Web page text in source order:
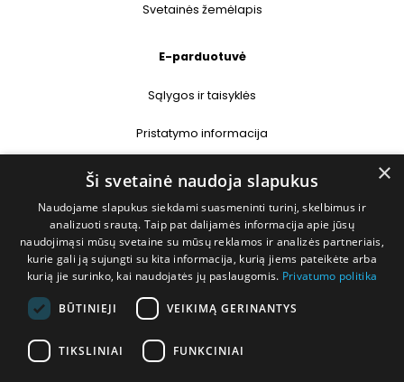
Svetainės žemėlapis
E-parduotuvė
Sąlygos ir taisyklės
Pristatymo informacija
Prekių grąžinimas
Kontaktai
+370 677 31358
×
Ši svetainė naudoja slapukus
Naudojame slapukus siekdami suasmeninti turinį, skelbimus ir
analizuoti srautą. Taip pat dalijamės informacija apie jūsų
naudojimąsi mūsų svetaine su mūsų reklamos ir analizės partneriais,
kurie gali ją sujungti su kita informacija, kurią jiems pateikėte arba
kurią jie surinko, kai naudojatės jų paslaugomis. Privatumo politika
BŪTINIEJI VEIKIMĄ GERINANTYS
TIKSLINIAI FUNKCINIAI